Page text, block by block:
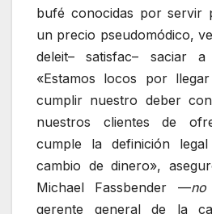
bufé conocidas por servir
un precio pseudomódico,
deleit– satisfac– saciar a
«Estamos locos por
cumplir nuestro deber
nuestros clientes de
cumple la definición legal
cambio de dinero»,
Michael Fassbender —no
gerente general de la